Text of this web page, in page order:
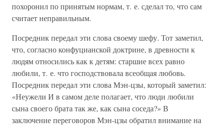
похоронил по принятым нормам, т. е. сделал то, что сам
считает неправильным.
Посредник передал эти слова своему шефу. Тот заметил,
что, согласно конфуцианской доктрине, в древности к
людям относились как к детям: старшие всех равно
любили, т. е. что господствовала всеобщая любовь.
Посредник передал эти слова Мэн-цзы, который заметил:
«Неужели И в самом деле полагает, что люди любили
сына своего брата так же, как сына соседа?» В
заключение переговоров Мэн-цзы обратил внимание на